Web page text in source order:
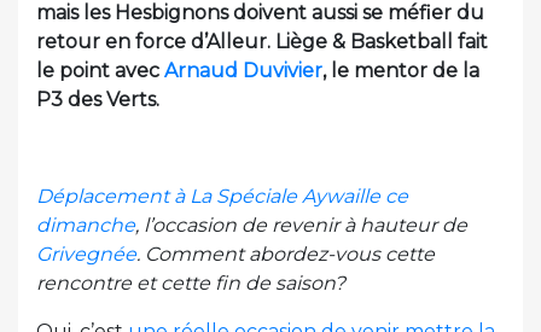
mais les Hesbignons doivent aussi se méfier du
retour en force d’Alleur. Liège & Basketball fait
le point avec Arnaud Duvivier, le mentor de la
P3 des Verts.
Déplacement à La Spéciale Aywaille ce
dimanche, l’occasion de revenir à hauteur de
Grivegnée. Comment abordez-vous cette
rencontre et cette fin de saison?